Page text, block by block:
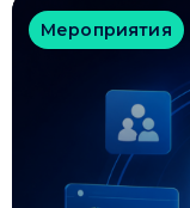
Мероприятия